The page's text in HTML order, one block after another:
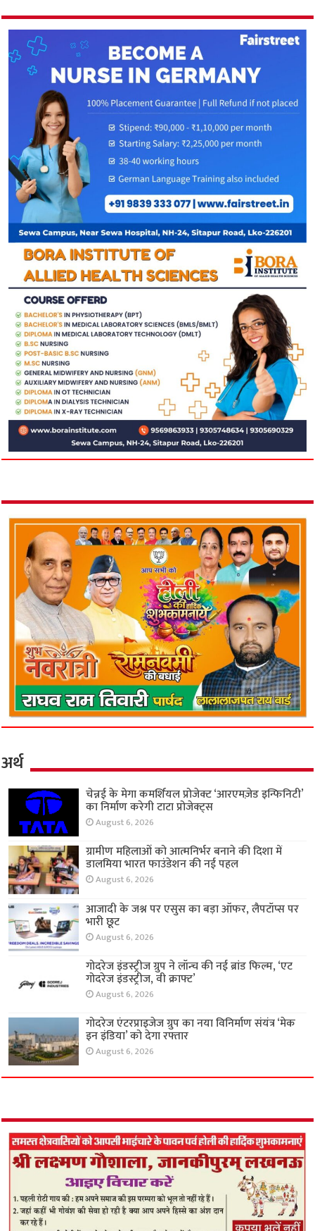
अर्थ
चेन्नई के मेगा कमर्शियल प्रोजेक्ट ‘आरएमज़ेड इन्फिनिटी’
का निर्माण करेगी टाटा प्रोजेक्ट्स
August 6, 2026
ग्रामीण महिलाओं को आत्मनिर्भर बनाने की दिशा में
डालमिया भारत फाउंडेशन की नई पहल
August 6, 2026
आजादी के जश्न पर एसुस का बड़ा ऑफर, लैपटॉप्स पर
भारी छूट
August 6, 2026
गोदरेज इंडस्ट्रीज ग्रुप ने लॉन्च की नई ब्रांड फिल्म, ‘एट
गोदरेज इंडस्ट्रीज, वी क्राफ्ट’
August 6, 2026
गोदरेज एंटरप्राइजेज ग्रुप का नया विनिर्माण संयंत्र ‘मेक
इन इंडिया’ को देगा रफ्तार
August 6, 2026